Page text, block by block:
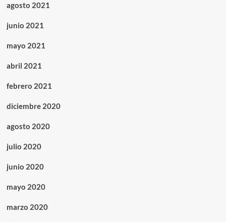
agosto 2021
junio 2021
mayo 2021
abril 2021
febrero 2021
diciembre 2020
agosto 2020
julio 2020
junio 2020
mayo 2020
marzo 2020